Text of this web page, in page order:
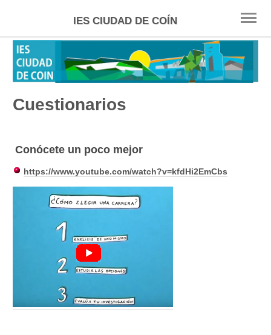
IES CIUDAD DE COÍN
INICIO
ESO
FP
SELECTIVIDAD
BECAS
TÉCNICAS ESTUDIO
CUESTIONARIOS
Cuestionarios
Conócete un poco mejor
https://www.youtube.com/watch?v=kfdHi2EmCbs